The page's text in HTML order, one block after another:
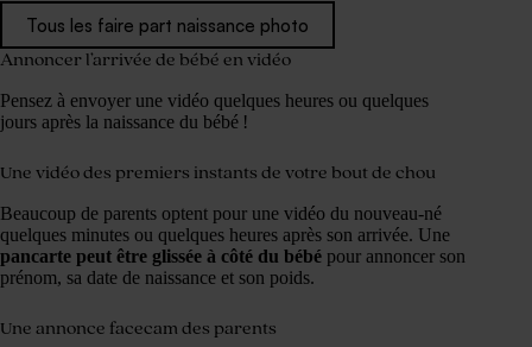
Tous les faire part naissance photo
Annoncer l’arrivée de bébé en vidéo
Pensez à envoyer une vidéo quelques heures ou quelques
jours après la naissance du bébé !
Une vidéo des premiers instants de votre bout de chou
Beaucoup de parents optent pour une vidéo du nouveau-né
quelques minutes ou quelques heures après son arrivée. Une
pancarte peut être glissée à côté du bébé pour annoncer son
prénom, sa date de naissance et son poids.
Une annonce facecam des parents